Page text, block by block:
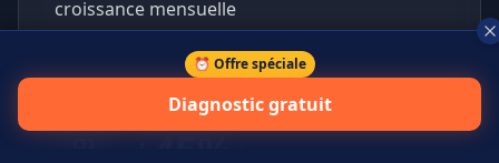
croissance mensuelle
+45%
⏰ Offre spéciale
Diagnostic gratuit